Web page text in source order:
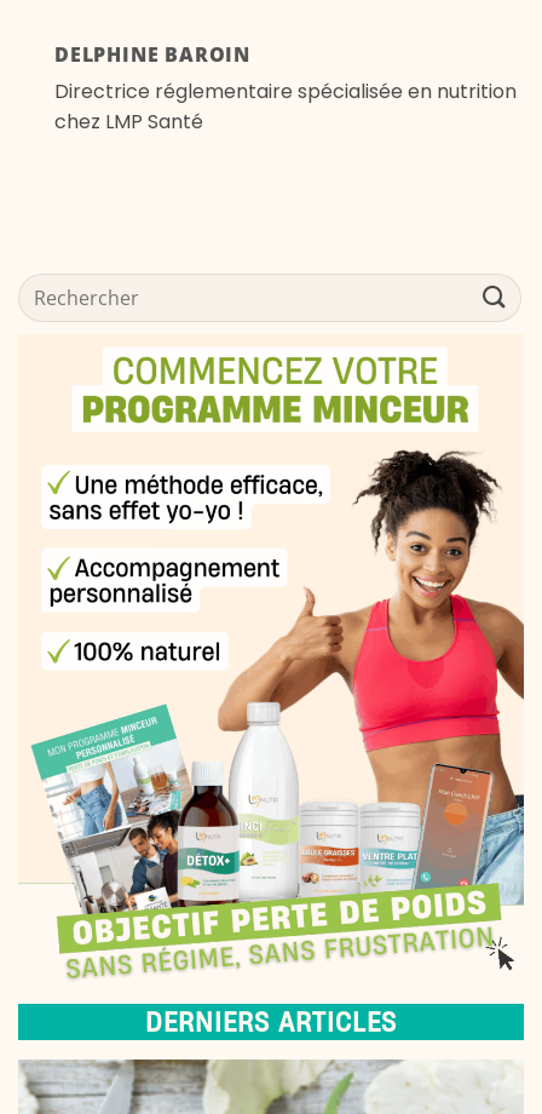
DELPHINE BAROIN
Directrice réglementaire spécialisée en nutrition
chez LMP Santé
DERNIERS ARTICLES